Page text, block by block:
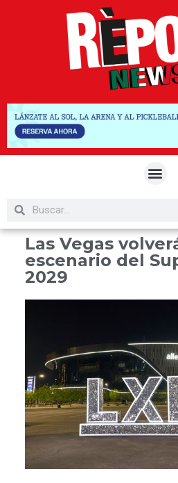
Las Vegas
escenario del
2029